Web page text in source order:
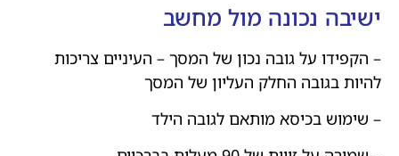
ישיבה נכונה מול מחשב
– הקפידו על גובה נכון של המסך – העיניים צריכות
להיות בגובה החלק העליון של המסך
– שימוש בכיסא מותאם לגובה הילד